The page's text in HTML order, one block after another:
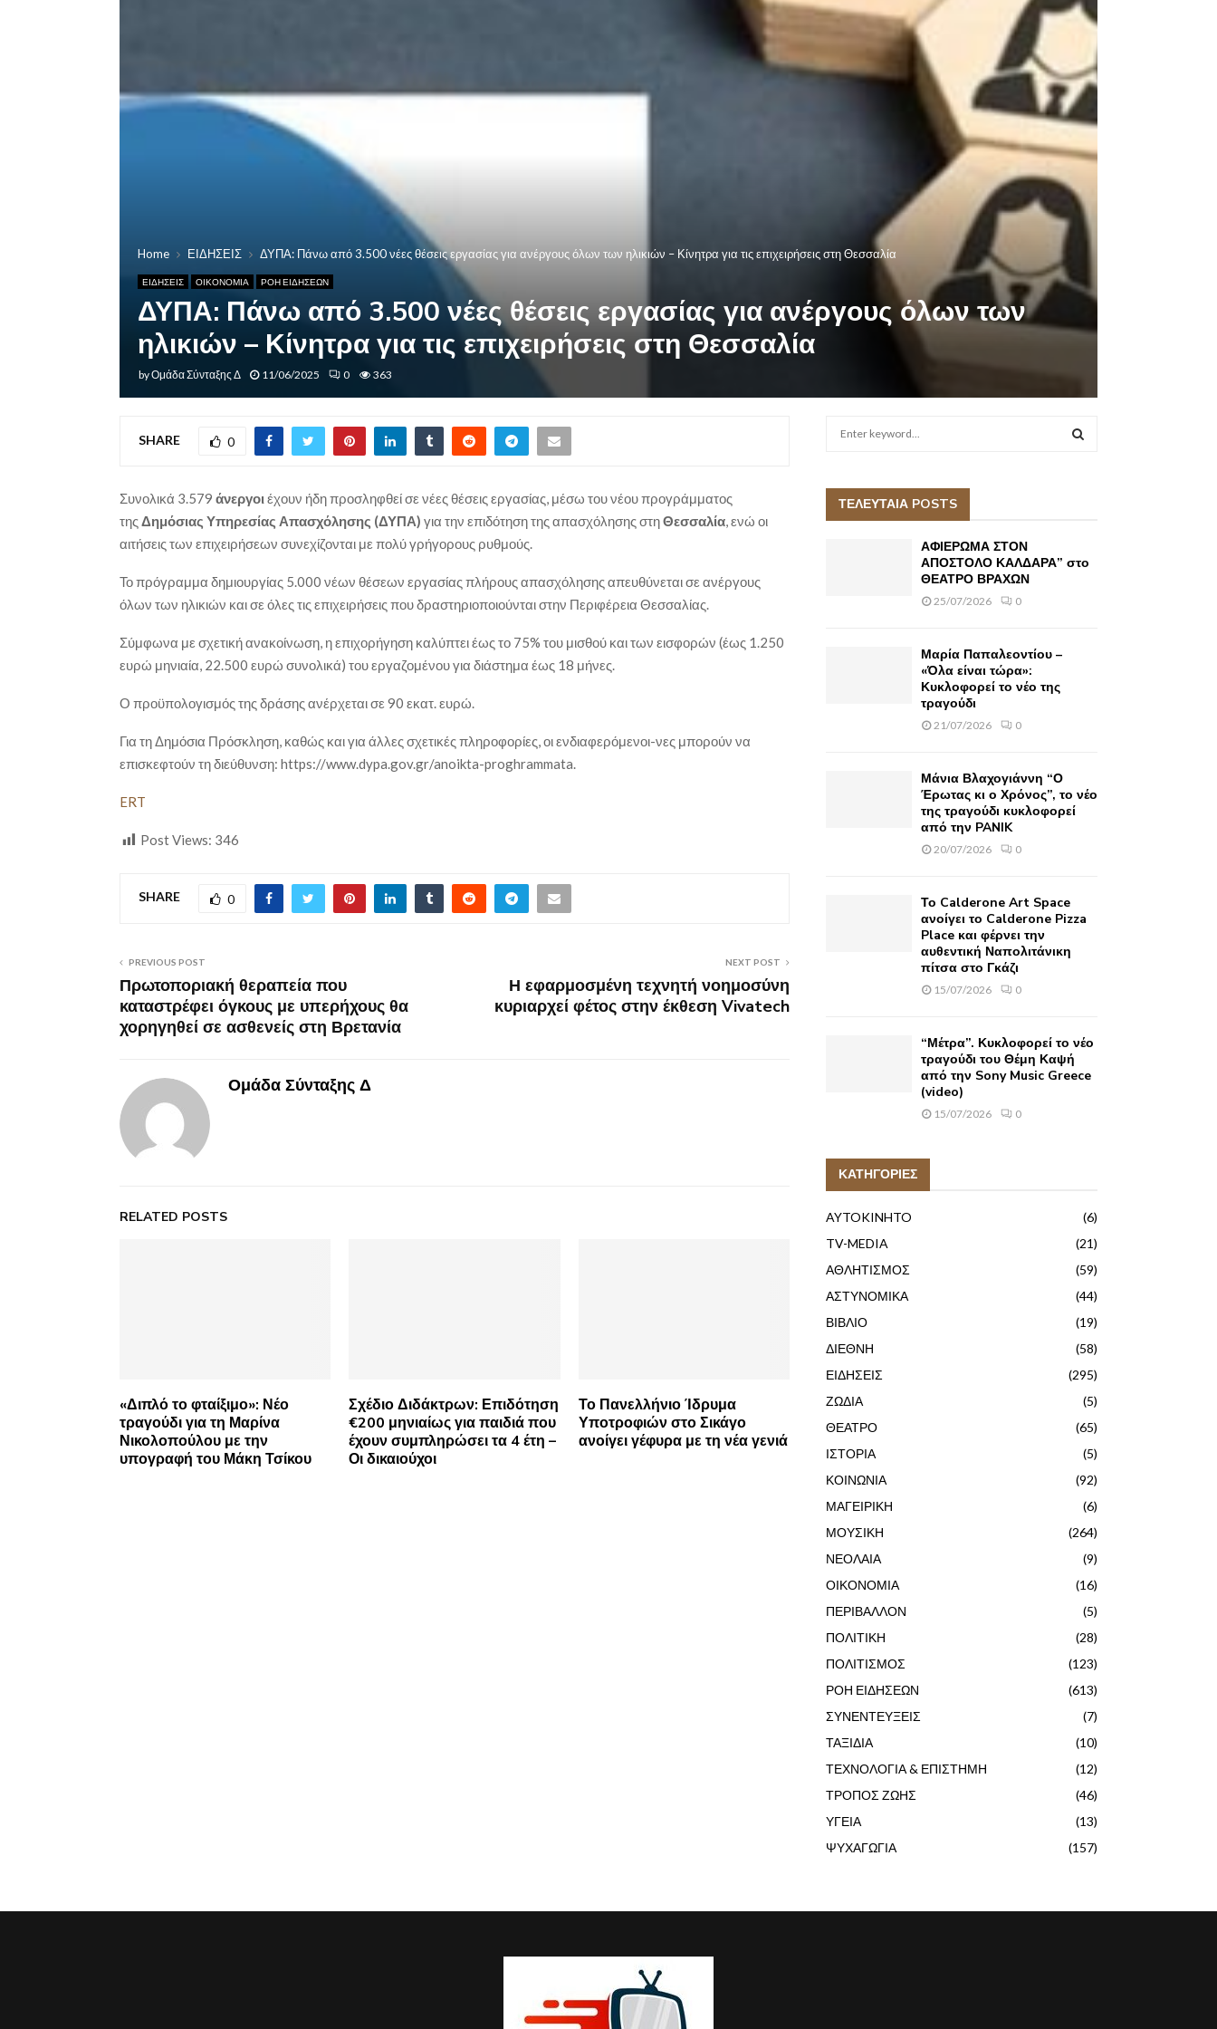
Home ΕΙΔΗΣΕΙΣ ΔΥΠΑ: Πάνω από 3.500 νέες θέσεις εργασίας για ανέργους όλων των ηλικιών – Κίνητρα για τις επιχειρήσεις στη Θεσσαλία
ΕΙΔΗΣΕΙΣ ΟΙΚΟΝΟΜΙΑ ΡΟΗ ΕΙΔΗΣΕΩΝ
ΔΥΠΑ: Πάνω από 3.500 νέες θέσεις εργασίας για ανέργους όλων των
ηλικιών – Κίνητρα για τις επιχειρήσεις στη Θεσσαλία
byΟμάδα Σύνταξης Δ 11/06/2025 0 363
SHARE 0
Συνολικά 3.579 άνεργοι έχουν ήδη προσληφθεί σε νέες θέσεις εργασίας, μέσω του νέου προγράμματος
της Δημόσιας Υπηρεσίας Απασχόλησης (ΔΥΠΑ) για την επιδότηση της απασχόλησης στηΘεσσαλία , ενώ οι
αιτήσεις των επιχειρήσεων συνεχίζονται με πολύ γρήγορους ρυθμούς.
Το πρόγραμμα δημιουργίας 5.000 νέων θέσεων εργασίας πλήρους απασχόλησης απευθύνεται σε ανέργους
όλων των ηλικιών και σε όλες τις επιχειρήσεις που δραστηριοποιούνται στην Περιφέρεια Θεσσαλίας.
Σύμφωνα με σχετική ανακοίνωση, η επιχορήγηση καλύπτει έως το 75% του μισθού και των εισφορών (έως 1.250
ευρώ μηνιαία, 22.500 ευρώ συνολικά) του εργαζομένου για διάστημα έως 18 μήνες.
Ο προϋπολογισμός της δράσης ανέρχεται σε 90 εκατ. ευρώ.
Για τη Δημόσια Πρόσκληση, καθώς και για άλλες σχετικές πληροφορίες, οι ενδιαφερόμενοι-νες μπορούν να
επισκεφτούν τη διεύθυνση: https://www.dypa.gov.gr/anoikta-proghrammata.
ERT
Post Views: 346
SHARE 0
PREVIOUS POST
Πρωτοποριακή θεραπεία που
καταστρέφει όγκους με υπερήχους θα
χορηγηθεί σε ασθενείς στη Βρετανία
NEXT POST
Η εφαρμοσμένη τεχνητή νοημοσύνη
κυριαρχεί φέτος στην έκθεση Vivatech
Ομάδα Σύνταξης Δ
RELATED POSTS
«Διπλό το φταίξιμο»: Νέο
τραγούδι για τη Μαρίνα
Νικολοπούλου με την
υπογραφή του Μάκη Τσίκου
Σχέδιο Διδάκτρων: Επιδότηση
€200 μηνιαίως για παιδιά που
έχουν συμπληρώσει τα 4 έτη –
Οι δικαιούχοι
Το Πανελλήνιο Ίδρυμα
Υποτροφιών στο Σικάγο
ανοίγει γέφυρα με τη νέα γενιά
h
ΤΕΛΕΥΤΑΙΑ POSTS
ΑΦΙΕΡΩΜΑ ΣΤΟΝ
ΑΠΟΣΤΟΛΟ ΚΑΛΔΑΡΑ” στο
ΘΕΑΤΡΟ ΒΡΑΧΩΝ
25/07/2026 0
Μαρία Παπαλεοντίου –
«Όλα είναι τώρα»:
Κυκλοφορεί το νέο της
τραγούδι
21/07/2026 0
Μάνια Βλαχογιάννη “Ο
Έρωτας κι ο Χρόνος”, το νέο
της τραγούδι κυκλοφορεί
από την PANIK
20/07/2026 0
Το Calderone Art Space
ανοίγει το Calderone Pizza
Place και φέρνει την
αυθεντική Ναπολιτάνικη
πίτσα στο Γκάζι
15/07/2026 0
“Μέτρα”. Κυκλοφορεί το νέο
τραγούδι του Θέμη Καψή
από την Sony Music Greece
(video)
15/07/2026 0
ΚΑΤΗΓΟΡΙΕΣ
AYTOKINHTO
(6)
TV-MEDIA
(21)
ΑΘΛΗΤΙΣΜΟΣ
(59)
ΑΣΤΥΝΟΜΙΚΑ
(44)
ΒΙΒΛΙΟ
(19)
ΔΙΕΘΝΗ
(58)
ΕΙΔΗΣΕΙΣ
(295)
ΖΩΔΙΑ
(5)
ΘΕΑΤΡΟ
(65)
ΙΣΤΟΡΙΑ
(5)
ΚΟΙΝΩΝΙΑ
(92)
ΜΑΓΕΙΡΙΚΗ
(6)
ΜΟΥΣΙΚΗ
(264)
ΝΕΟΛΑΙΑ
(9)
ΟΙΚΟΝΟΜΙΑ
(16)
ΠΕΡΙΒΑΛΛΟΝ
(5)
ΠΟΛΙΤΙΚΗ
(28)
ΠΟΛΙΤΙΣΜΟΣ
(123)
ΡΟΗ ΕΙΔΗΣΕΩΝ
(613)
ΣΥΝΕΝΤΕΥΞΕΙΣ
(7)
ΤΑΞΙΔΙΑ
(10)
ΤΕΧΝΟΛΟΓΙΑ & ΕΠΙΣΤΗΜΗ
(12)
ΤΡΟΠΟΣ ΖΩΗΣ
(46)
ΥΓΕΙΑ
(13)
ΨΥΧΑΓΩΓΙΑ
(157)